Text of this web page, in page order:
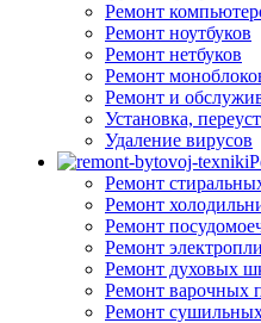
Ремонт
Ремонт ноутбуков
Ремонт нетбуков
Ремонт
Ремонт и
Установка,
Удаление вирусов
Ремонт
Ремонт
Ремонт
Ремонт
Ремонт духовых
Ремонт варочных
Ремонт